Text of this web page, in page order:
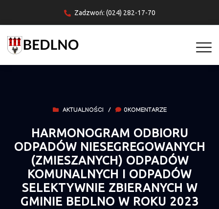
Zadzwoń: (024) 282-17-70
AKTUALNOŚCI / 0KOMENTARZE
HARMONOGRAM ODBIORU
ODPADÓW NIESEGREGOWANYCH
(ZMIESZANYCH) ODPADÓW
KOMUNALNYCH I ODPADÓW
SELEKTYWNIE ZBIERANYCH W
GMINIE BEDLNO W ROKU 2023